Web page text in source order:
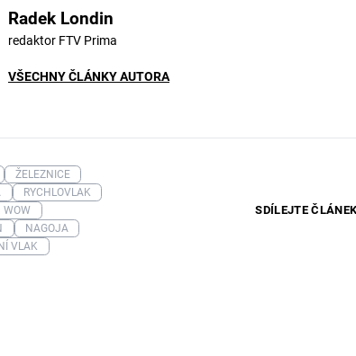
Radek Londin
redaktor FTV Prima
VŠECHNY ČLÁNKY AUTORA
SDÍLEJTE
ŽELEZNICE
RYCHLOVLAK
WOW
NAGOJA
VLAK